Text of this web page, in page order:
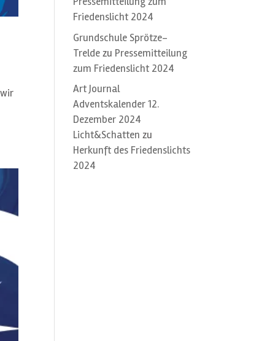
Friedenslicht 2024
Grundschule Sprötze-
Treldezu Pressemitteilung
zum Friedenslicht 2024
Art Journal
Adventskalender 12.
Dezember 2024
Licht&Schatten zu
Herkunft des Friedenslichts
2024